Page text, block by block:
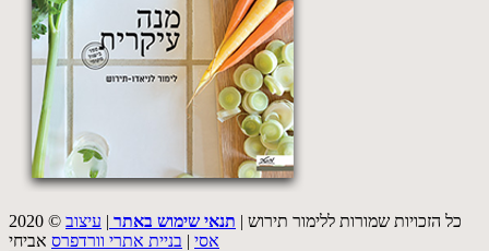
2020 © כל הזכויות שמורות ללימור תירוש | תנאי שימוש באתר | עיצוב
אסי | בניית אתרי וורדפרס אביחי